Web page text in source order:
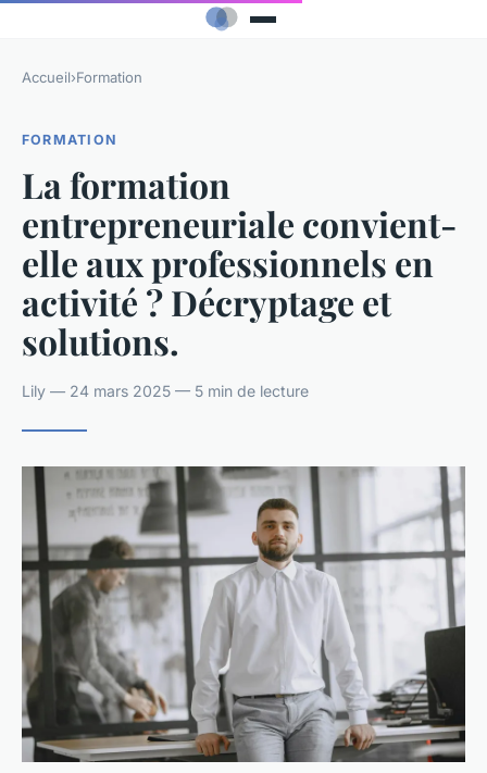
Accueil›Formation
FORMATION
La formation
entrepreneuriale convient-
elle aux professionnels en
activité ? Décryptage et
solutions.
Lily — 24 mars 2025 — 5 min de lecture